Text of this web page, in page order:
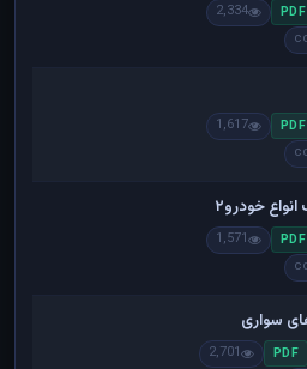
PDF
2,334
PDF
1,617
خودرو۲
PDF
1,571
سواری
PDF
2,701